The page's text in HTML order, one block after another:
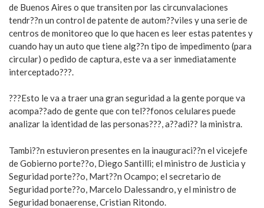
de Buenos Aires o que transiten por las circunvalaciones
tendr??n un control de patente de autom??viles y una serie de
centros de monitoreo que lo que hacen es leer estas patentes y
cuando hay un auto que tiene alg??n tipo de impedimento (para
circular) o pedido de captura, este va a ser inmediatamente
interceptado???.
???Esto le va a traer una gran seguridad a la gente porque va
acompa??ado de gente que con tel??fonos celulares puede
analizar la identidad de las personas???, a??adi?? la ministra.
Tambi??n estuvieron presentes en la inauguraci??n el vicejefe
de Gobierno porte??o, Diego Santilli; el ministro de Justicia y
Seguridad porte??o, Mart??n Ocampo; el secretario de
Seguridad porte??o, Marcelo Dalessandro, y el ministro de
Seguridad bonaerense, Cristian Ritondo.